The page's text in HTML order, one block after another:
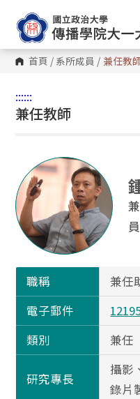
首頁 / 系所成員 / 兼任教
::::::
兼任教師
員
職稱
兼任
電子郵件
類別
兼任
研究專長
攝影
錄片